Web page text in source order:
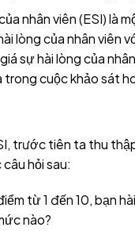
nhân viên (ESI) là
lòng của nhân viên
sự hài lòng của
cuộc khảo sát
trước tiên ta thu
hỏi sau:
từ 1 đến 10, bạn
nào?